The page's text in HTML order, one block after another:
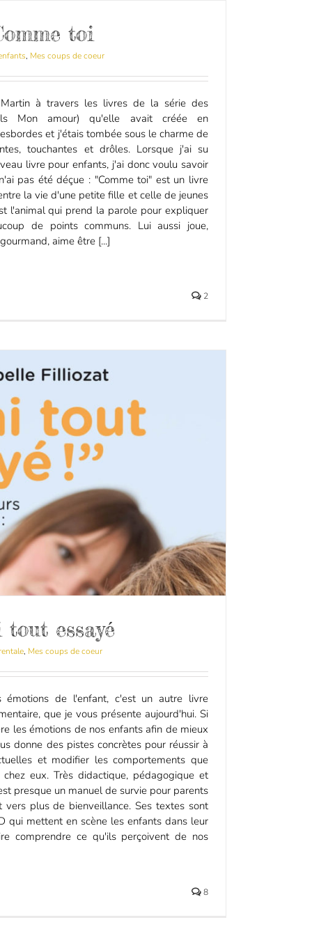
toi
, Mes coups de coeur
Martin à travers les livres de la série des
Mon amour) qu'elle avait créée en
et j'étais tombée sous le charme de
touchantes et drôles. Lorsque j'ai su
livre pour enfants, j'ai donc voulu savoir
pas été déçue : "Comme toi" est un livre
la vie d'une petite fille et celle de jeunes
l'animal qui prend la parole pour expliquer
de points communs. Lui aussi joue,
aime être [...]
2
tout essayé
, Mes coups de coeur
de l'enfant, c'est un autre livre
que je vous présente aujourd'hui. Si
les émotions de nos enfants afin de mieux
donne des pistes concrètes pour réussir à
et modifier les comportements que
eux. Très didactique, pédagogique et
presque un manuel de survie pour parents
vers plus de bienveillance. Ses textes sont
qui mettent en scène les enfants dans leur
comprendre ce qu'ils perçoivent de nos
8